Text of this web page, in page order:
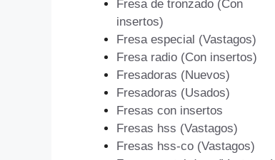
Fresa de tronzado (Con
insertos)
Fresa especial (Vastagos)
Fresa radio (Con insertos)
Fresadoras (Nuevos)
Fresadoras (Usados)
Fresas con insertos
Fresas hss (Vastagos)
Fresas hss-co (Vastagos)